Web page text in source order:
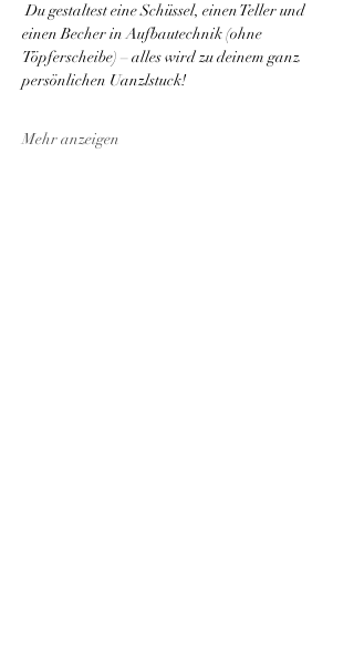
Du gestaltest eine Schüssel, einen Teller und
einen Becher in Aufbautechnik (ohne
Töpferscheibe) – alles wird zu deinem ganz
persönlichen Uanzlstuck!
Mehr anzeigen